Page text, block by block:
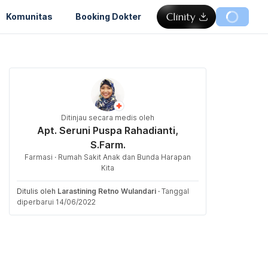
Komunitas Booking Dokter
Ditinjau secara medis oleh
Apt. Seruni Puspa Rahadianti,
S.Farm.
Farmasi · Rumah Sakit Anak dan Bunda Harapan
Kita
Ditulis oleh Larastining Retno Wulandari · Tanggal
diperbarui 14/06/2022